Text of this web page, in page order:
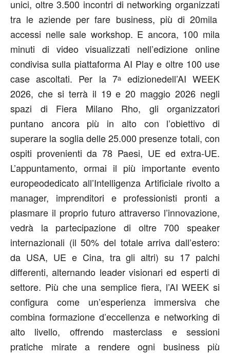
unici, oltre3.500 incontri di networking organizzati
tra leaziende per fare business, più di 20mila
accessi nelle sale workshop. E ancora, 100 mila
minuti di video visualizzati nell’edizione online
condivisa sulla piattaforma AI Play e oltre 100 use
case ascoltati. Per la 7ᵃ edizionedell’AI WEEK
2026, che si terrà il 19 e 20 maggio 2026 negli
spazi di Fiera Milano Rho, gli organizzatori
puntano ancora più in altocon l’obiettivo di
superare la soglia delle25.000 presenze totali,con
ospiti provenienti da 78 Paesi, UE ed extra-UE.
L’appuntamento, ormai il più importante evento
europeodedicato all’Intelligenza Artificialerivoltoa
manager, imprenditori e professionisti pronti a
plasmare il proprio futuro attraverso l’innovazione,
vedrà la partecipazione di oltre 700 speaker
internazionali (il 50% del totale arriva dall’estero:
da USA, UE e Cina, tra gli altri) su 17 palchi
differenti, alternando leader visionari ed esperti di
settore. Più che una semplice fiera, l’AI WEEK si
configura come un’esperienza immersiva che
combina formazione d’eccellenza e networking di
alto livello, offrendo masterclass e sessioni
pratiche mirate a rendere ogni business più